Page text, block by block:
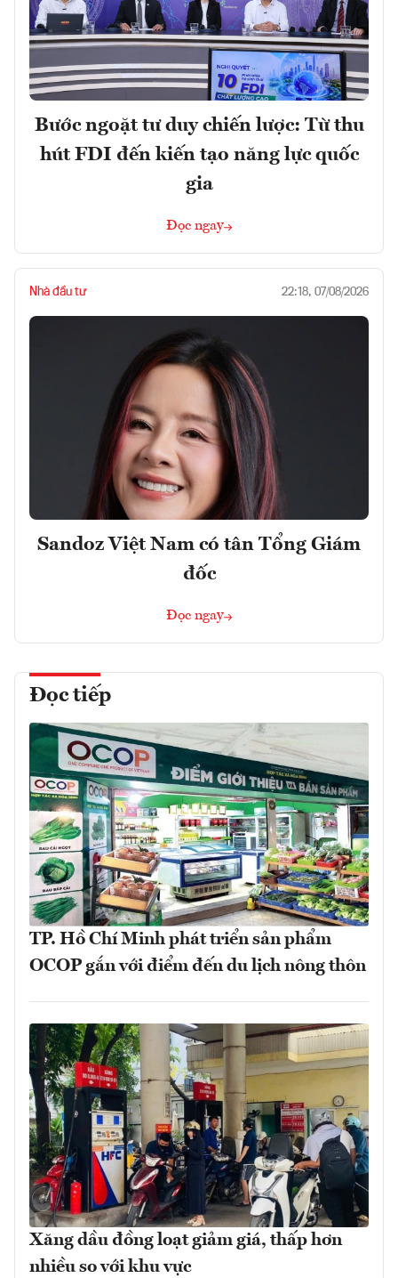
Bước ngoặt tư duy chiến lược: Từ thu
hút FDI đến kiến tạo năng lực quốc
gia
Đọc ngay
Nhà đầu tư 22:18, 07/08/2026
Sandoz Việt Nam có tân Tổng Giám
đốc
Đọc ngay
Đọc tiếp
TP. Hồ Chí Minh phát triển sản phẩm
OCOP gắn với điểm đến du lịch nông thôn
Xăng dầu đồng loạt giảm giá, thấp hơn
nhiều so với khu vực